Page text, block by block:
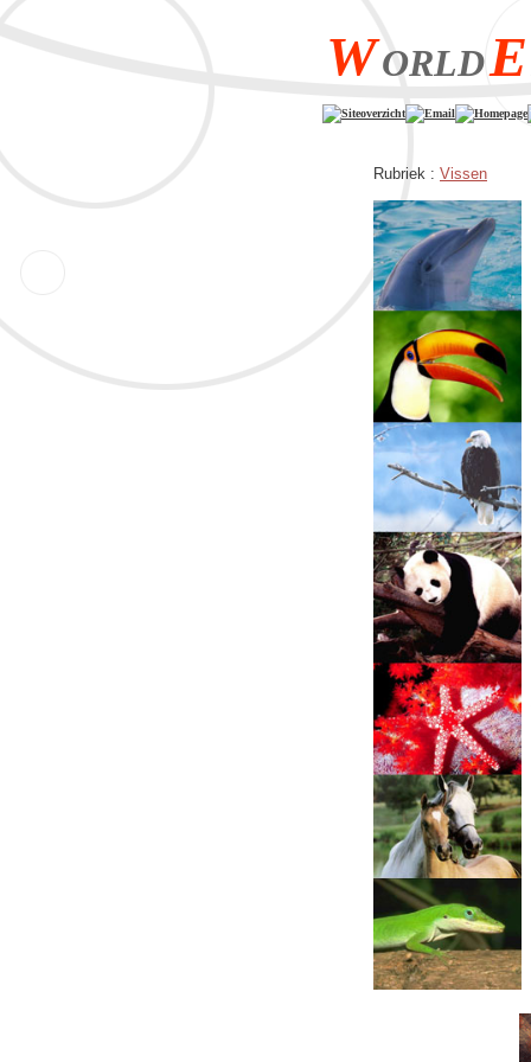
WORLDE
Siteoverzicht Email Homepage
Rubriek : Vissen